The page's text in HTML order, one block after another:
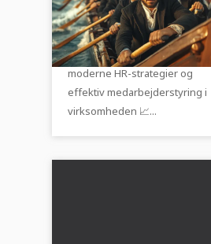
👥 Human Resources
Management: Rekruttering,
ledelse og udvikling - alt om
moderne HR-strategier og
effektiv medarbejderstyring i
virksomheden 📈...